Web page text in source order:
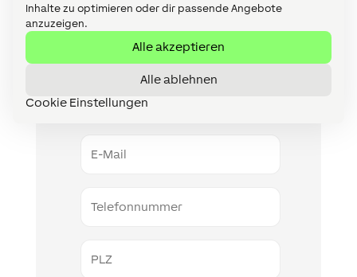
Inhalte zu optimieren oder dir passende Angebote
anzuzeigen.
Alle akzeptieren
Alle ablehnen
Cookie Einstellungen
Mail